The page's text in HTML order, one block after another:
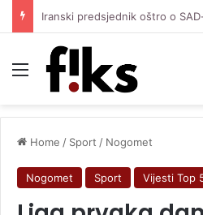
Menu
Home / Sport / Nogomet
Nogomet Sport Vijesti Top